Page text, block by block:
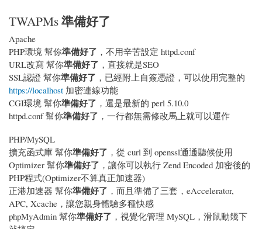
TWAPMs準備好了
Apache
PHP環境 幫你準備好了 ，不用辛苦設定 httpd.conf
URL改寫 幫你準備好了 ，直接就是SEO
SSL認證 幫你準備好了 ，已經附上自簽憑證，可以使用完整的
https://localhost 加密連線功能
CGI環境 幫你準備好了 ，還是最新的 perl 5.10.0
httpd.conf 幫你準備好了 ，一行都無需修改馬上就可以運作
PHP/MySQL
擴充函式庫 幫你準備好了 ，從 curl 到 openssl通通聽候使用
Optimizer 幫你準備好了 ，讓你可以執行 Zend Encoded 加密後的
PHP程式(Optimizer不算真正加速器)
正港加速器 幫你準備好了 ，而且準備了三套，eAccelerator,
APC, Xcache，讓您親身體驗多種快感
phpMyAdmin 幫你準備好了 ，視覺化管理 MySQL，滑鼠動幾下